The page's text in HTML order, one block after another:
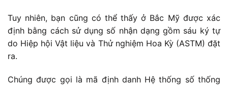
Tuy nhiên, bạn cũng có thể thấy ở Bắc Mỹ được xác
định bằng cách sử dụng số nhận dạng gồm sáu ký tự
do Hiệp hội Vật liệu và Thử nghiệm Hoa Kỳ (ASTM) đặt
ra.
Chúng được gọi là mã định danh Hệ thống số thống